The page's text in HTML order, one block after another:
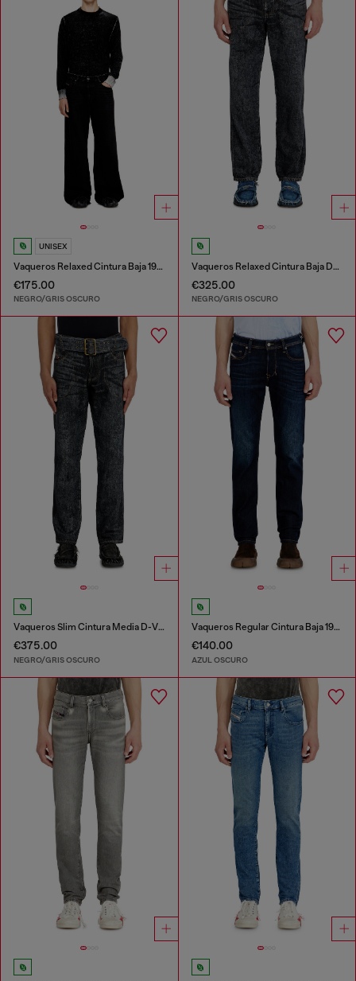
UNISEX
Vaqueros Relaxed Cintura Baja 1996 D-Sire
€175.00
NEGRO/GRIS OSCURO
Vaqueros Relaxed Cintura Baja D-Marcus
€325.00
NEGRO/GRIS OSCURO
Vaqueros Slim Cintura Media D-Villus
€375.00
NEGRO/GRIS OSCURO
Vaqueros Regular Cintura Baja 1986 Larkee-Beex
€140.00
AZUL OSCURO